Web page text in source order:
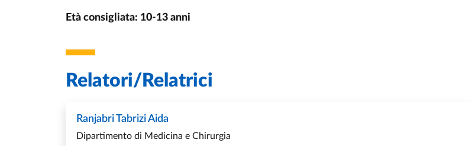
Età consigliata: 10-13 anni
Relatori/Relatrici
Ranjabri Tabrizi Aida
Dipartimento di Medicina e Chirurgia